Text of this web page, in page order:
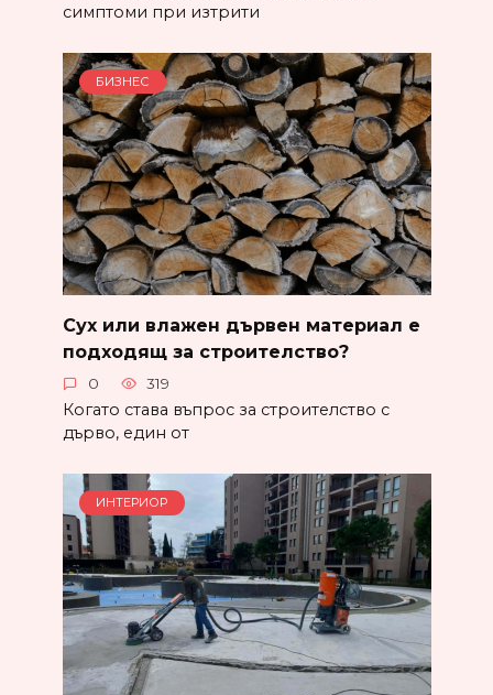
симптоми при изтрити
БИЗНЕС
Сух или влажен дървен материал е
подходящ за строителство?
0 319
Когато става въпрос за строителство с
дърво, един от
ИНТЕРИОР